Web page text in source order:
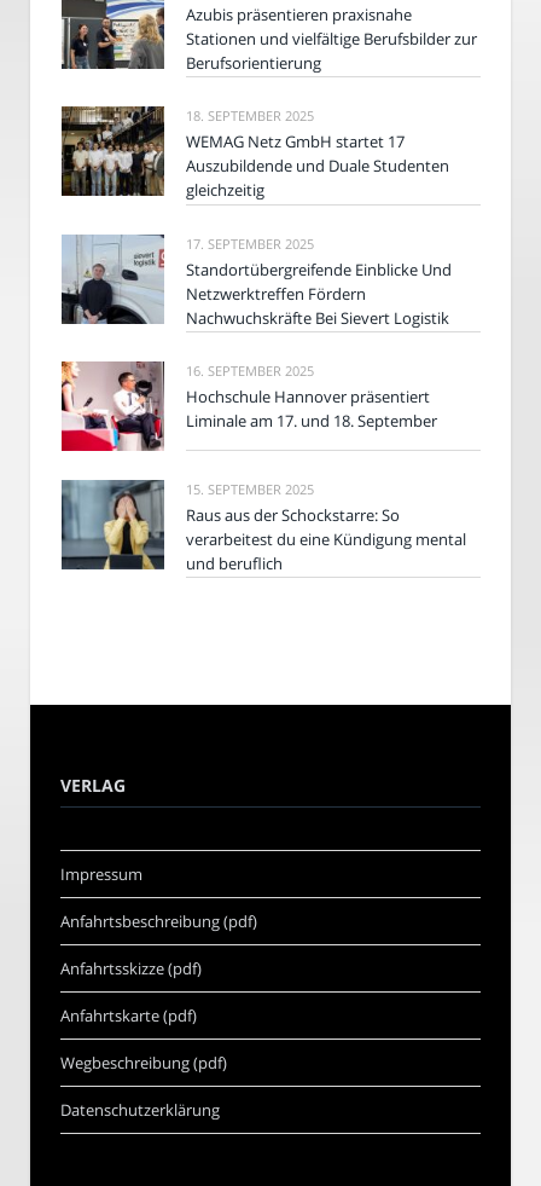
Azubis präsentieren praxisnahe
Stationen und vielfältige Berufsbilder zur
Berufsorientierung
18. SEPTEMBER 2025
WEMAG Netz GmbH startet 17
Auszubildende und Duale Studenten
gleichzeitig
17. SEPTEMBER 2025
Standortübergreifende Einblicke Und
Netzwerktreffen Fördern
Nachwuchskräfte Bei Sievert Logistik
16. SEPTEMBER 2025
Hochschule Hannover präsentiert
Liminale am 17. und 18. September
15. SEPTEMBER 2025
Raus aus der Schockstarre: So
verarbeitest du eine Kündigung mental
und beruflich
VERLAG
Impressum
Anfahrtsbeschreibung (pdf)
Anfahrtsskizze (pdf)
Anfahrtskarte (pdf)
Wegbeschreibung (pdf)
Datenschutzerklärung